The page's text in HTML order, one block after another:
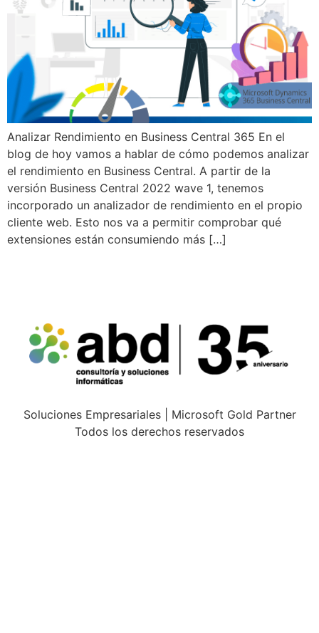
Analizar Rendimiento en Business Central 365 En el
blog de hoy vamos a hablar de cómo podemos analizar
el rendimiento en Business Central. A partir de la
versión Business Central 2022 wave 1, tenemos
incorporado un analizador de rendimiento en el propio
cliente web. Esto nos va a permitir comprobar qué
extensiones están consumiendo más […]
Soluciones Empresariales | Microsoft Gold Partner
Todos los derechos reservados